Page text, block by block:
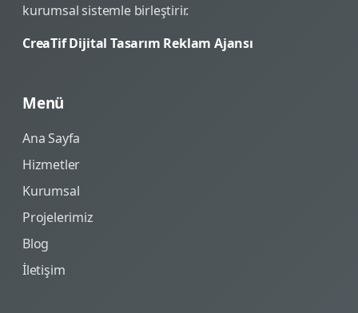
kurumsal sistemle birleştirir.
CreaTif Dijital Tasarım Reklam Ajansı
Menü
Ana Sayfa
Hizmetler
Kurumsal
Projelerimiz
Blog
İletişim